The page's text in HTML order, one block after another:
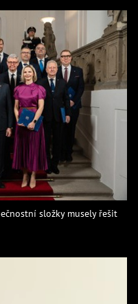
složky musely řešit